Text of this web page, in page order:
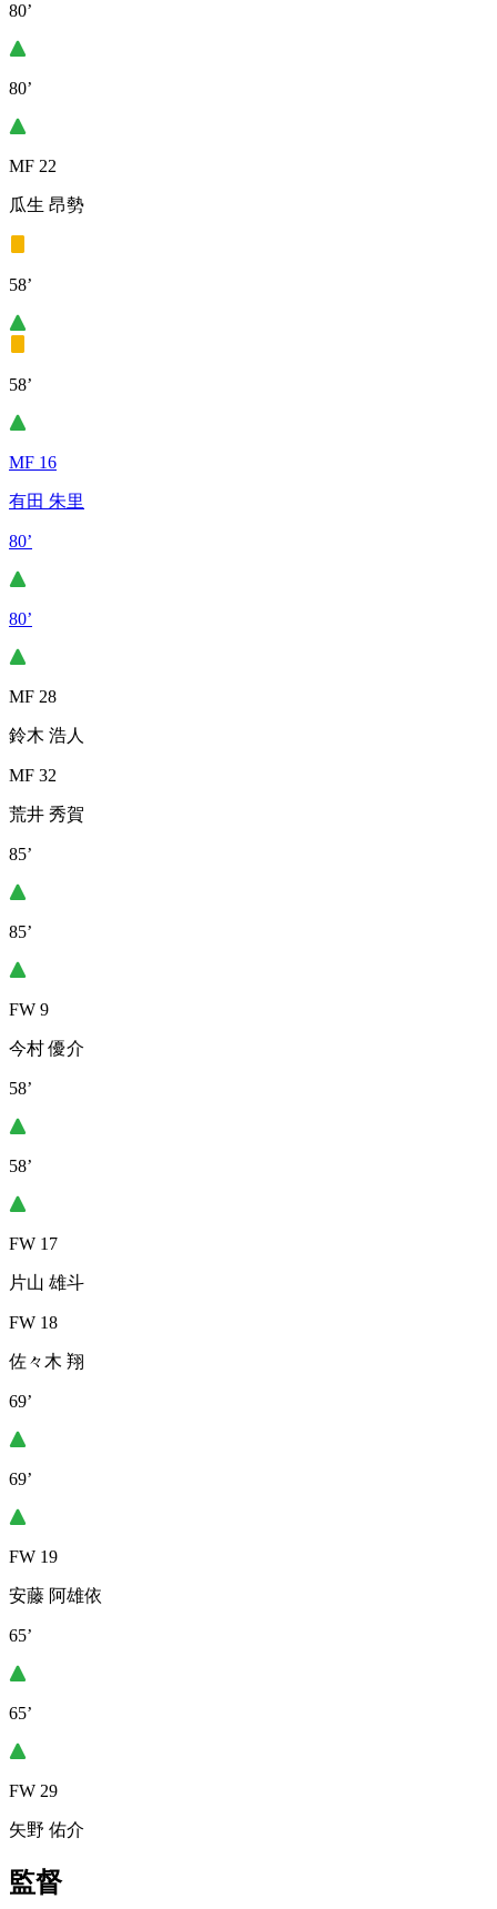
80’
80’
MF 22
瓜生 昂勢
58’
58’
MF 16
有田 朱里
80’
80’
MF 28
鈴木 浩人
MF 32
荒井 秀賀
85’
85’
FW 9
今村 優介
58’
58’
FW 17
片山 雄斗
FW 18
佐々木 翔
69’
69’
FW 19
安藤 阿雄依
65’
65’
FW 29
矢野 佑介
監督